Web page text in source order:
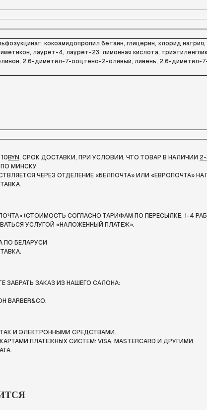
кокоамидопропил бетаин, глицерин, хлорид
лаурет-4, лаурет-23, лимонная кислота,
2,6-диметил-7-ооцтено-2-оливый, ливень, 2,6-диметил-
BYN, СРОК ДОСТАВКИ, ПРИ УСЛОВИИ, ЧТО ТОВАР В НАЛИЧИИ
МИНСКУ
ЧЕРЕЗ ОТДЕЛЕНИЕ «БЕЛПОЧТА»ИЛИ «ЕВРОПОЧТА»
(СТОИМОСТЬ СОГЛАСНО ТАРИФАМ ПО ПЕРЕСЫЛКЕ, 1-4
УСЛУГОЙ «НАЛОЖЕННЫЙ ПЛАТЕЖ».
ПО БЕЛАРУСИ
ЗАКАЗ ИЗ НАШЕГО САЛОНА:
И ЭЛЕКТРОННЫМИ СРЕДСТВАМИ.
ПЛАТЕЖНЫХ СИСТЕМ: VISA, MASTERCARD И ДРУГИМИ.